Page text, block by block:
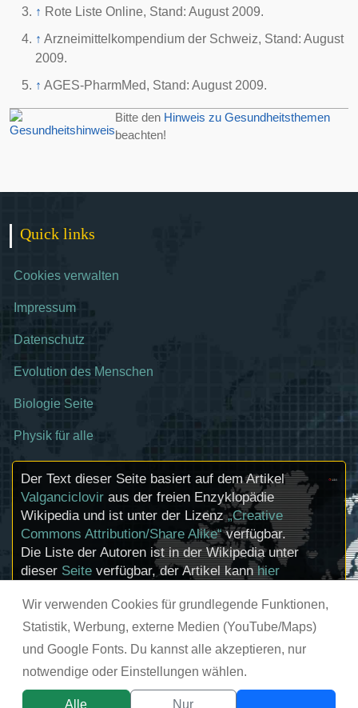
Wir verwenden Cookies für grundlegende Funktionen,
Statistik, Werbung, externe Medien (YouTube/Maps)
und Google Fonts. Du kannst alle akzeptieren, nur
notwendige oder Einstellungen wählen.
Alle Nur
↑ Rote Liste Online, Stand: August 2009.
↑ Arzneimittelkompendium der Schweiz, Stand: August
2009.
↑ AGES-PharmMed, Stand: August 2009.
Bitte den Hinweis zu Gesundheitsthemen
beachten!
Quick links
Cookies verwalten
Impressum
Datenschutz
Evolution des Menschen
Biologie Seite
Physik für alle
Der Text dieser Seite basiert auf dem Artikel
Valganciclovir aus der freien Enzyklopädie
Wikipedia und ist unter der Lizenz„Creative
Commons Attribution/Share Alike“verfügbar.
Die Liste der Autoren ist in der Wikipedia unter
dieser Seite verfügbar, der Artikel kannhier
Urhebern und zum Lizenzstatus eingebundener
Mediendateien (etwa Bilder oder Videos) können
im Regelfall durch Anklicken dieser abgerufen
© chemie-schule.de 2026